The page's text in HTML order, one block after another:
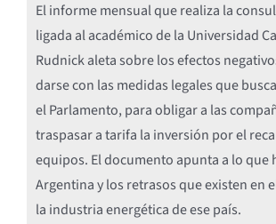
El informe mensual que realiza la
ligada al académico de la Universidad
Rudnick aleta sobre los efectos
darse con las medidas legales que
el Parlamento, para obligar a las
traspasar a tarifa la inversión por el
equipos. El documento apunta a lo que
Argentina y los retrasos que existen en
la industria energética de ese país.